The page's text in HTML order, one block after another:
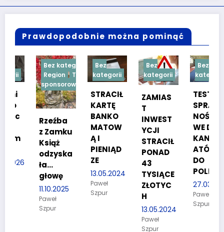
Prawdopodobnie można pominąć
Bez kategorii
Region
Treść
sponsorowana
Rzeźba
z Zamku
Książ
odzyska
ła…
głowę
11.10.2025
Bez
kategorii
STRACIŁ
KARTĘ
BANKO
MATOW
Ą I
PIENIĄD
ZE
13.05.2024
Bez
kategorii
ZAMIAS
INWEST
YCJI
STRACIŁ
PONAD
TYSIĄCE
ZŁOTYC
13.05.2024
Bez
kategorii
TESTY
SPRAW
NOŚCIO
WE DLA
KANDYD
ATÓW
POLICJI
27.03.2024